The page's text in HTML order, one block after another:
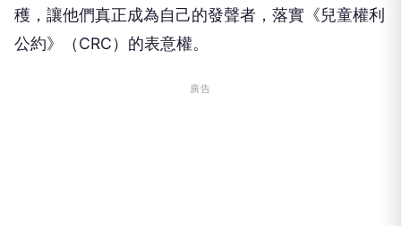
穫，讓他們真正成為自己的發聲者，落實《兒童權利
公約》（CRC）的表意權。